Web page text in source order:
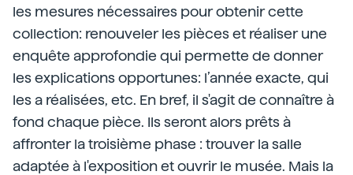
les mesures nécessaires pour obtenir cette
collection: renouveler les pièces et réaliser une
enquête approfondie qui permette de donner
les explications opportunes: l’année exacte, qui
les a réalisées, etc. En bref, il s'agit de connaître à
fond chaque pièce. Ils seront alors prêts à
affronter la troisième phase : trouver la salle
adaptée à l'exposition et ouvrir le musée. Mais la